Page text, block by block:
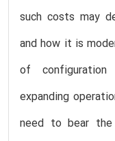
such costs may
and how it is
of
expanding
need to bear